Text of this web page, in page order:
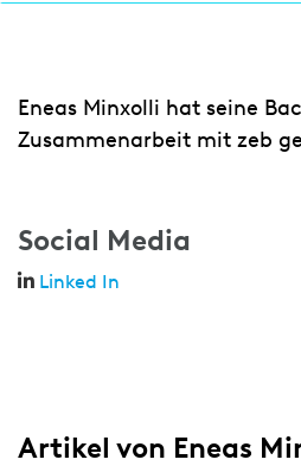
Eneas Minxolli hat seine
Zusammenarbeit mit zeb
Social Media
Linked In
Artikel von Eneas